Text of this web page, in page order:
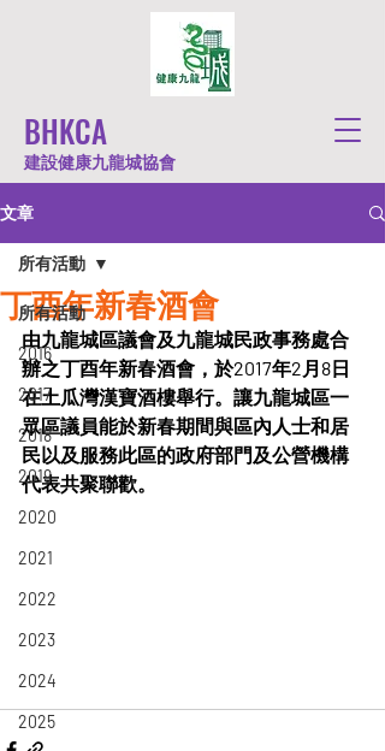
BHKCA
建設健康九龍城協會
文章
所有活動
2016
2017
2018
2019
2020
2021
2022
2023
2024
2025
所有活動
丁酉年新春酒會
由九龍城區議會及九龍城民政事務處合
辦之丁酉年新春酒會，於2017年2月8日
在土瓜灣漢寶酒樓舉行。讓九龍城區一
眾區議員能於新春期間與區內人士和居
民以及服務此區的政府部門及公營機構
代表共聚聯歡。